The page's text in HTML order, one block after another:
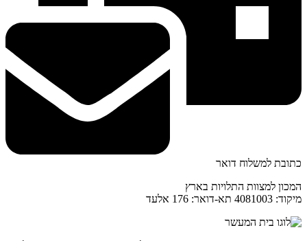
כתובת למשלוח דואר
המכון למצוות התלויות בארץ
מיקוד: 4081003 תא-דואר: 176 אלעד